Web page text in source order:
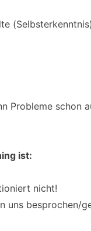
Probleme schon
ist:
nicht!
uns besprochen/